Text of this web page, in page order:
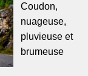
Coudon,
nuageuse,
pluvieuse et
brumeuse